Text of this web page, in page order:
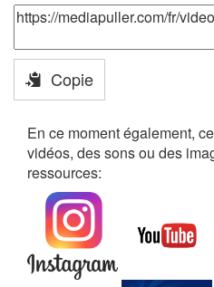
Copie
En ce moment également,
vidéos, des sons ou des
ressources: